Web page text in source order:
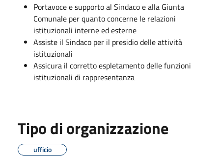
Portavoce e supporto al Sindaco e alla Giunta
Comunale per quanto concerne le relazioni
istituzionali interne ed esterne
Assiste il Sindaco per il presidio delle attività
istituzionali
Assicura il corretto espletamento delle funzioni
istituzionali di rappresentanza
Tipo di organizzazione
ufficio